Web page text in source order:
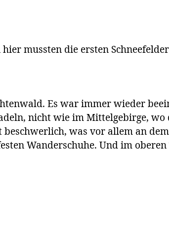
mussten die ersten
Es war immer wieder
nicht wie im Mittelgebirge, wo
was vor allem an
Wanderschuhe. Und im